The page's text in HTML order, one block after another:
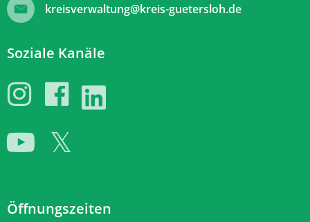
kreisverwaltung@kreis-guetersloh.de
Soziale Kanäle
Öffnungszeiten